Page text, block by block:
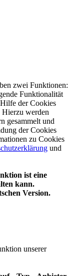
zwei Funktionen:
Funktionalität
der Cookies
Hierzu werden
gesammelt und
der Cookies
zu Cookies
und
ist eine
kann.
Version.
unserer